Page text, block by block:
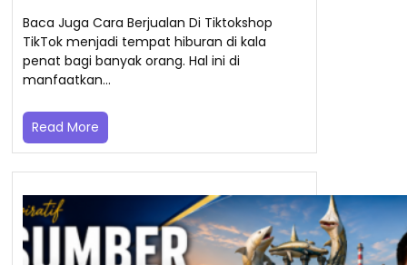
Baca Juga Cara Berjualan Di Tiktokshop
TikTok menjadi tempat hiburan di kala
penat bagi banyak orang. Hal ini di
manfaatkan…
Read More